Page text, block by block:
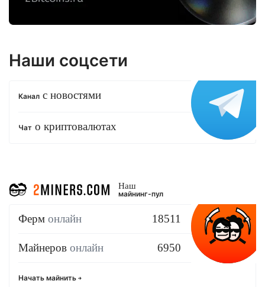
Наши соцсети
Канал с новостями
Чат о криптовалютах
Наш
майнинг-пул
Ферм онлайн 18511
Майнеров онлайн 6950
Начать майнить